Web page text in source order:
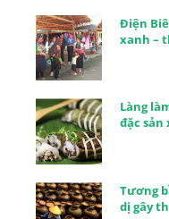
Điện
xanh –
Làng
đặc sản
Tương
dị gây